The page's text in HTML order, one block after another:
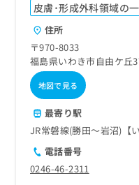
皮膚･形成外科領域の
住所
〒970-8033
福島県いわき市自由ケ丘
地図で見る
最寄り駅
JR常磐線(勝田～岩沼)【
電話番号
0246-46-2311